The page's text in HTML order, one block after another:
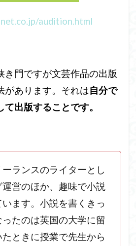
audition.html
門ですが文芸作品の出版
があります。それは自分で
出版することです。
ランスのライターとし
営のほか、趣味で小説
います。小説を書くきっ
たのは英国の大学に留
ときに授業で先生から